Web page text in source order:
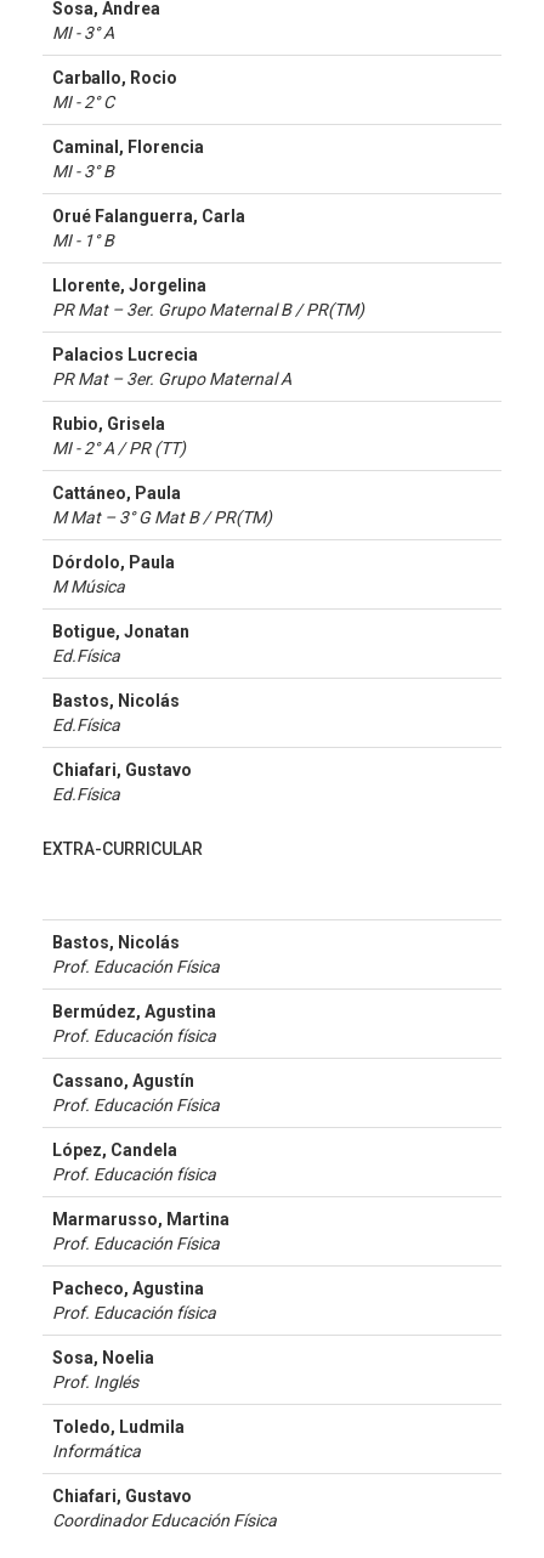
Sosa, Andrea
MI - 3° A
Carballo, Rocio
MI - 2° C
Caminal, Florencia
MI - 3° B
Orué Falanguerra, Carla
MI - 1° B
Llorente, Jorgelina
PR Mat – 3er. Grupo Maternal B / PR(TM)
Palacios Lucrecia
PR Mat – 3er. Grupo Maternal A
Rubio, Grisela
MI - 2° A / PR (TT)
Cattáneo, Paula
M Mat – 3° G Mat B / PR(TM)
Dórdolo, Paula
M Música
Botigue, Jonatan
Ed.Física
Bastos, Nicolás
Ed.Física
Chiafari, Gustavo
Ed.Física
EXTRA-CURRICULAR
Bastos, Nicolás
Prof. Educación Física
Bermúdez, Agustina
Prof. Educación física
Cassano, Agustín
Prof. Educación Física
López, Candela
Prof. Educación física
Marmarusso, Martina
Prof. Educación Física
Pacheco, Agustina
Prof. Educación física
Sosa, Noelia
Prof. Inglés
Toledo, Ludmila
Informática
Chiafari, Gustavo
Coordinador Educación Física